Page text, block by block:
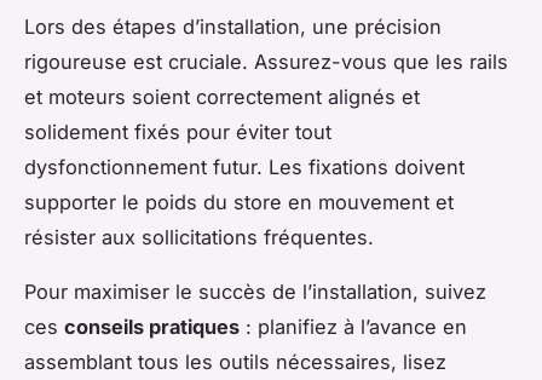
Lors des étapes d’installation, une précision
rigoureuse est cruciale. Assurez-vous que les rails
et moteurs soient correctement alignés et
solidement fixés pour éviter tout
dysfonctionnement futur. Les fixations doivent
supporter le poids du store en mouvement et
résister aux sollicitations fréquentes.
Pour maximiser le succès de l’installation, suivez
ces conseils pratiques : planifiez à l’avance en
assemblant tous les outils nécessaires, lisez